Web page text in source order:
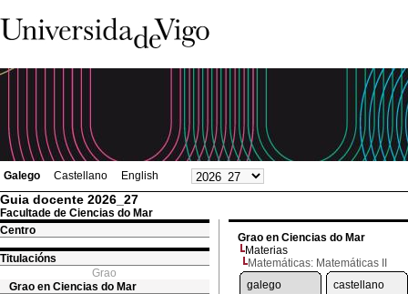
Galego Castellano English
Guia docente 2026_27
Facultade de Ciencias do Mar
Centro
Titulacións
Grao
Grao en Ciencias do Mar
Grao en Ciencias do Mar
Materias
Matemáticas: Matemáticas II
galego
castellano